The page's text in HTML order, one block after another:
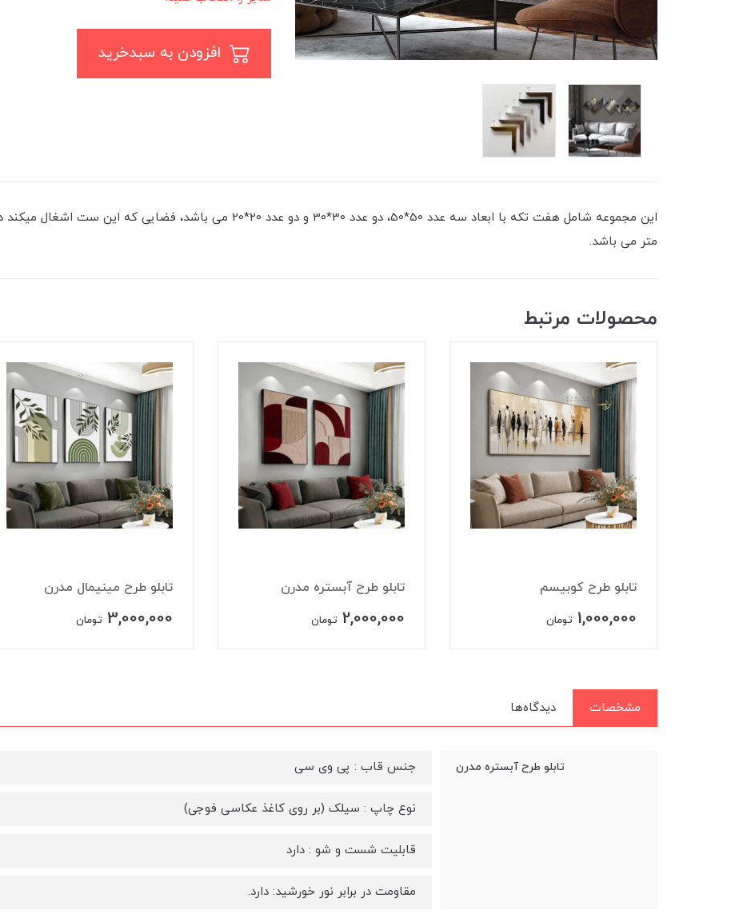
متر می باشد.
محصولات مرتبط
تابلو طرح کوبیسم
1,000,000 تومان
تابلو طرح آبستره مدرن
2,000,000 تومان
تابلو طرح مینیمال مدرن
3,000,000 تومان
مشخصات دیدگاه‌ها
تابلو طرح آبستره مدرن جنس قاب : پی وی سی
نوع چاپ : سیلک (بر روی کاغذ عکاسی فوجی)
قابلیت شست و شو : دارد
مقاومت در برابر نور خورشید: دارد.